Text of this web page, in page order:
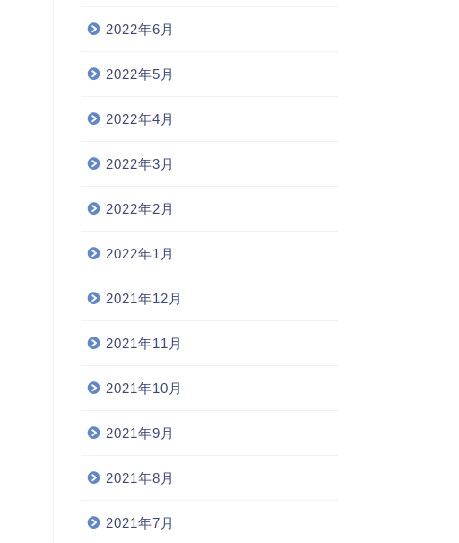
2022年6月
2022年5月
2022年4月
2022年3月
2022年2月
2022年1月
2021年12月
2021年11月
2021年10月
2021年9月
2021年8月
2021年7月